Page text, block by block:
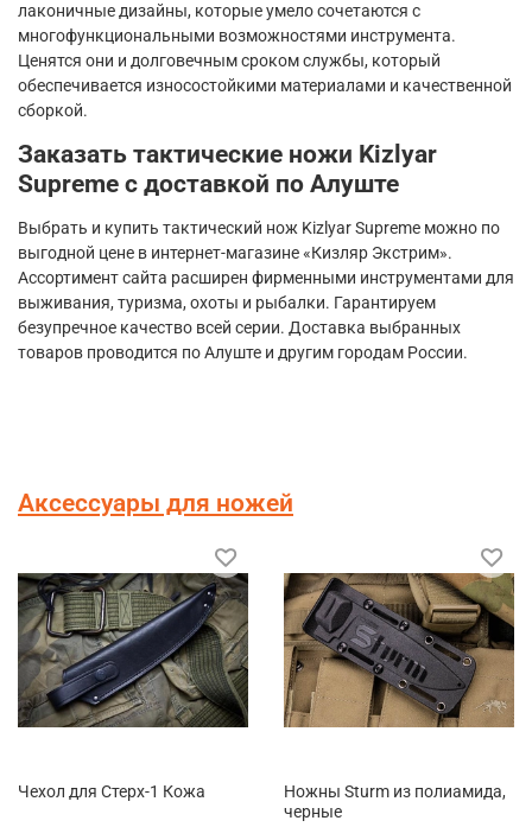
лаконичные дизайны, которые умело сочетаются с
многофункциональными возможностями инструмента.
Ценятся они и долговечным сроком службы, который
обеспечивается износостойкими материалами и качественной
сборкой.
Заказать тактические ножи Kizlyar
Supreme с доставкой по Алуште
Выбрать и купить тактический нож KizlyarSupreme можно по
выгодной цене в интернет-магазине «Кизляр Экстрим».
Ассортимент сайта расширен фирменными инструментами для
выживания, туризма, охоты и рыбалки. Гарантируем
безупречное качество всей серии. Доставка выбранных
товаров проводится по Алуште и другим городам России.
Аксессуары для ножей
Чехол для Стерх-1 Кожа
Ножны Sturm из полиамида,
черные